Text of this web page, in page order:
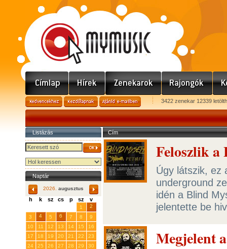
3422 zenekar 12339
Listázás
Naptár
2026. augusztus
h k sz cs p sz v
1
2
3
4 5 6 7 8
9
10
11 12 13 14 15
16
17
18 19 20 21 22
23
24
25 26 27 28 29
30
Cím
Feloszlik
Úgy látszik, ez
underground
idén a Blind
jelentette be
Megjelent